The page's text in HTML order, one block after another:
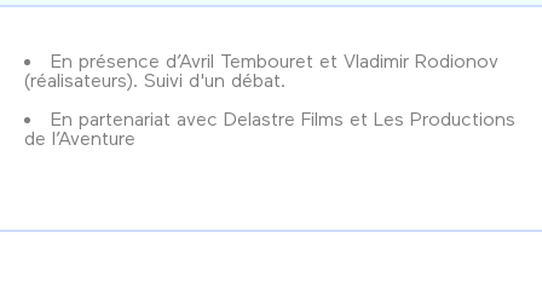
En présence d’Avril Tembouret et Vladimir Rodionov
(réalisateurs). Suivi d'un débat.
En partenariat avec Delastre Films et Les Productions
de l’Aventure